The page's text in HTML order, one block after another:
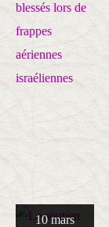
10 mars